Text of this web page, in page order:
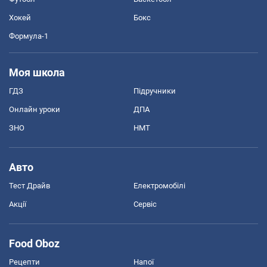
Хокей Бокс
Формула-1
Моя школа
ГДЗ Підручники
Онлайн уроки ДПА
ЗНО НМТ
Авто
Тест Драйв Електромобілі
Акції Сервіс
Food Oboz
Рецепти Напої